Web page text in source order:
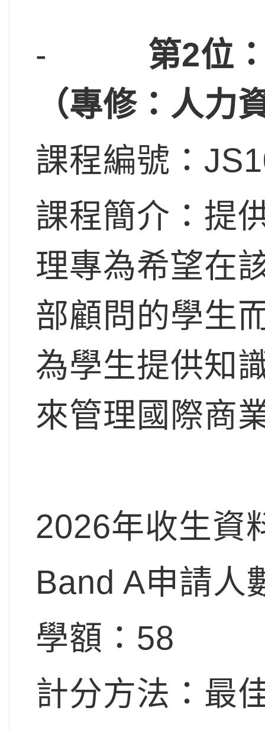
- 第2位
（專修：人力
課程編號：
課程簡介：提
理專為希望在
部顧問的學生
為學生提供知
來管理國際商
2026年收生資
Band A申請人
學額：58
計分方法：最